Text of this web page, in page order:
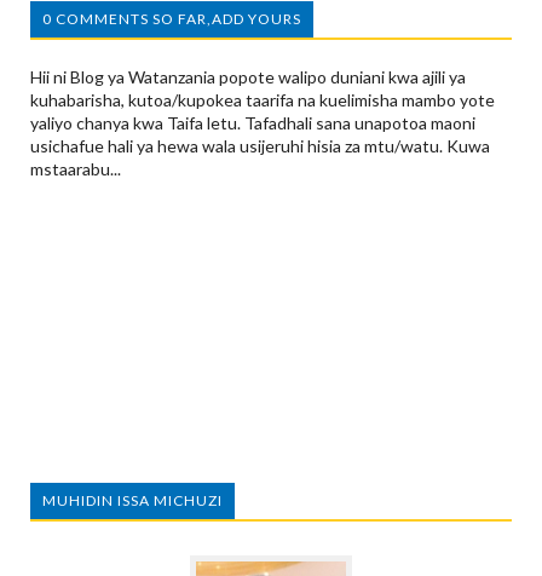
0 COMMENTS SO FAR,ADD YOURS
Hii ni Blog ya Watanzania popote walipo duniani kwa ajili ya
kuhabarisha, kutoa/kupokea taarifa na kuelimisha mambo yote
yaliyo chanya kwa Taifa letu. Tafadhali sana unapotoa maoni
usichafue hali ya hewa wala usijeruhi hisia za mtu/watu. Kuwa
mstaarabu...
MUHIDIN ISSA MICHUZI